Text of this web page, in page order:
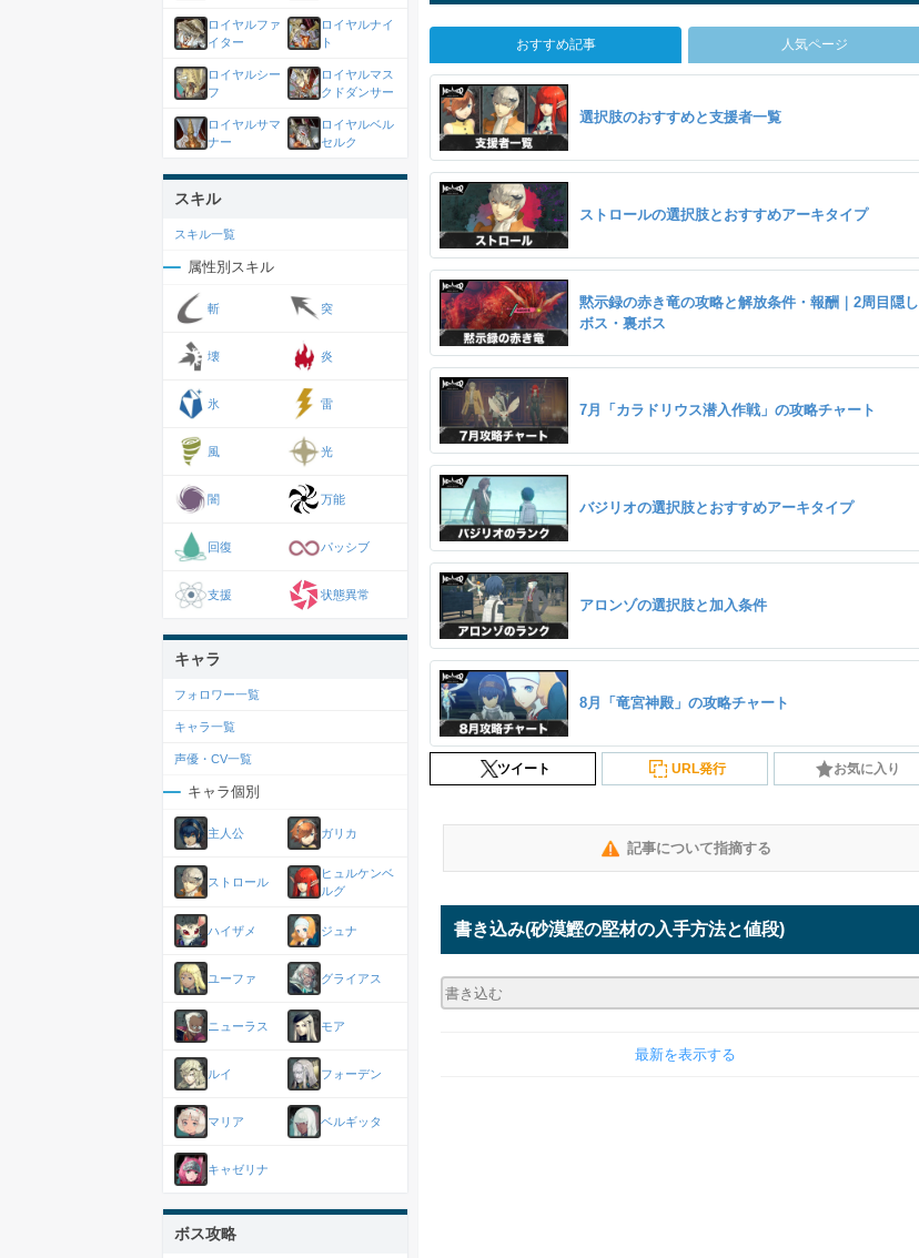
おすすめ記事 人気ページ
選択肢のおすすめと支援者一覧
ストロールの選択肢とおすすめアーキタイプ
黙示録の赤き竜の攻略と解放条件・報酬｜2周目隠し
ボス・裏ボス
7月「カラドリウス潜入作戦」の攻略チャート
バジリオの選択肢とおすすめアーキタイプ
アロンゾの選択肢と加入条件
8月「竜宮神殿」の攻略チャート
ツイート URL発行 お気に入り
記事について指摘する
書き込み(砂漠鰹の堅材の入手方法と値段)
最新を表示する
ロイヤルファ
イター
ロイヤルナイ
ト
ロイヤルシー
フ
ロイヤルマス
クドダンサー
ロイヤルサマ
ナー
ロイヤルベル
セルク
スキル
スキル一覧
属性別スキル
斬 突
壊 炎
氷 雷
風 光
闇 万能
回復 パッシブ
支援 状態異常
キャラ
フォロワー一覧
キャラ一覧
声優・CV一覧
キャラ個別
主人公 ガリカ
ストロール
ヒュルケンベ
ルグ
ハイザメ ジュナ
ユーファ グライアス
ニューラス モア
ルイ フォーデン
マリア ベルギッタ
キャゼリナ
ボス攻略